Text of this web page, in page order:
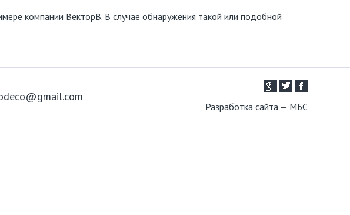
компании ВекторВ. В случае обнаружения такой или подобной
Разработка сайта — МБС